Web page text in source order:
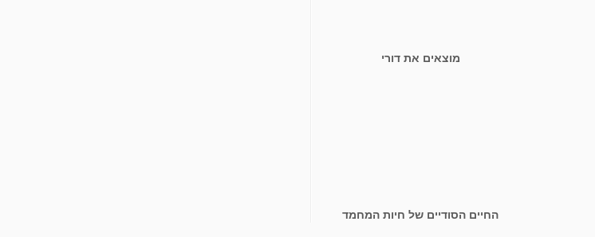
מוצאים את דורי
החיים הסודיים של חיות המחמד